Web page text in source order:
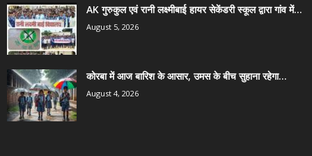
AK गुरुकुल एवं रानी लक्ष्मीबाई हायर सेकेंडरी स्कूल द्वारा गांव में...
August 5, 2026
कोरबा में आज बारिश के आसार, उमस के बीच सुहाना रहेगा...
August 4, 2026